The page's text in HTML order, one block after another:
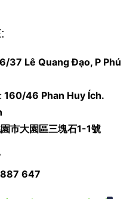
37 Lê Quang Đạo, P Phú
160/46 Phan Huy Ích.
市大園區三塊石1-1號
647